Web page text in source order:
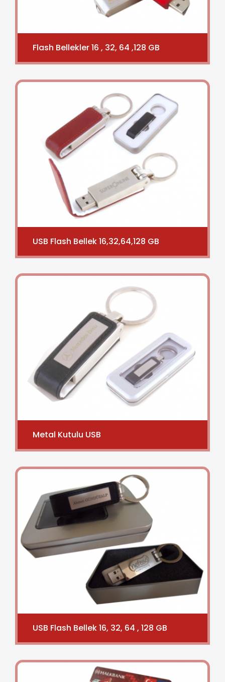
Flash Bellekler 16 , 32, 64 ,128 GB
USB Flash Bellek 16,32,64,128 GB
Metal Kutulu USB
USB Flash Bellek 16, 32, 64 , 128 GB